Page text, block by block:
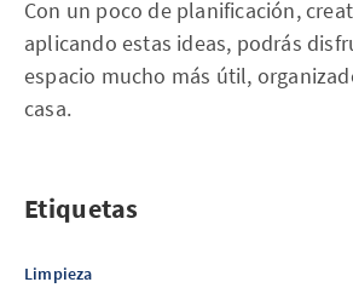
Con un poco de planificación,
aplicando estas ideas, podrás
espacio mucho más útil,
casa.
Etiquetas
Limpieza